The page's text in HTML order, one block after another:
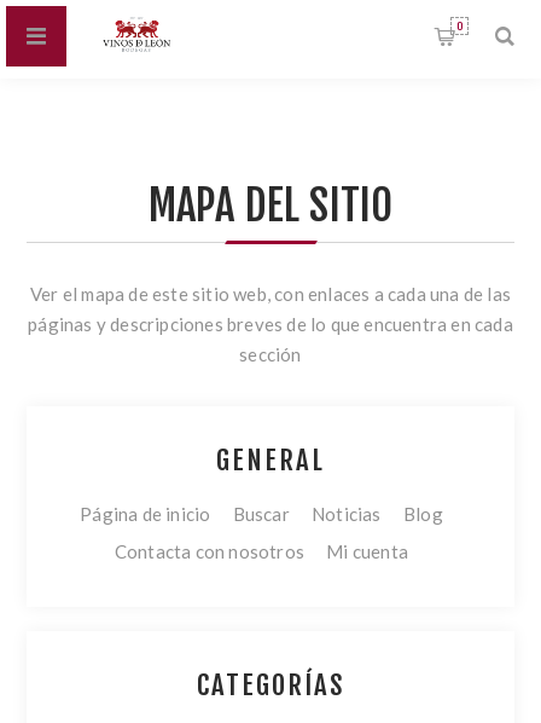
0
MAPA DEL SITIO
Ver el mapa de este sitio web, con enlaces a cada una de las
páginas y descripciones breves de lo que encuentra en cada
sección
GENERAL
Página de inicio Buscar Noticias
Blog
Contacta con nosotros
Mi cuenta
CATEGORÍAS